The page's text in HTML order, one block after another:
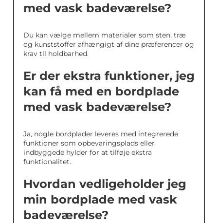
med vask badeværelse?
Du kan vælge mellem materialer som sten, træ
og kunststoffer afhængigt af dine præferencer og
krav til holdbarhed.
Er der ekstra funktioner, jeg
kan få med en bordplade
med vask badeværelse?
Ja, nogle bordplader leveres med integrerede
funktioner som opbevaringsplads eller
indbyggede hylder for at tilføje ekstra
funktionalitet.
Hvordan vedligeholder jeg
min bordplade med vask
badeværelse?